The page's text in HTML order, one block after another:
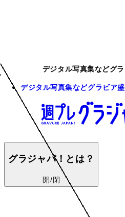
デジタル写真集などグ
デジタル写真集などグラビア
グラジャパ！とは？
開/閉